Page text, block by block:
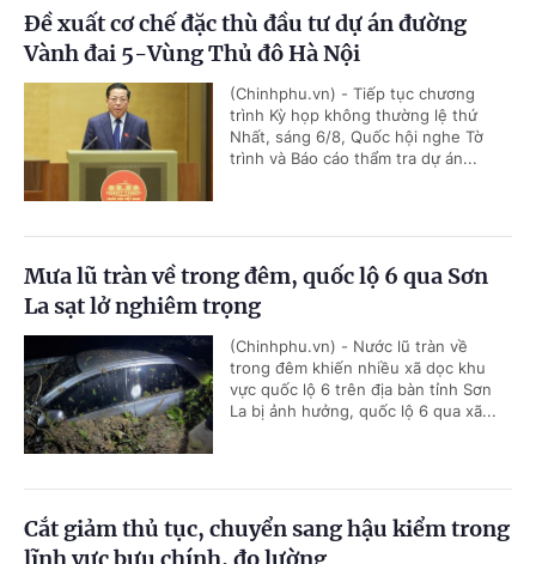
Đề xuất cơ chế đặc thù đầu tư dự án đường
Vành đai 5-Vùng Thủ đô Hà Nội
(Chinhphu.vn) - Tiếp tục chương
trình Kỳ họp không thường lệ thứ
Nhất, sáng 6/8, Quốc hội nghe Tờ
trình và Báo cáo thẩm tra dự án...
Mưa lũ tràn về trong đêm, quốc lộ 6 qua Sơn
La sạt lở nghiêm trọng
(Chinhphu.vn) - Nước lũ tràn về
trong đêm khiến nhiều xã dọc khu
vực quốc lộ 6 trên địa bàn tỉnh Sơn
La bị ảnh hưởng, quốc lộ 6 qua xã...
Cắt giảm thủ tục, chuyển sang hậu kiểm trong